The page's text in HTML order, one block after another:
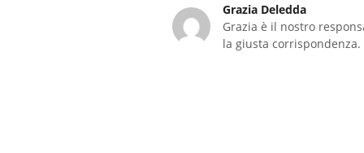
Grazia Deledda
Grazia è il nostro
la giusta